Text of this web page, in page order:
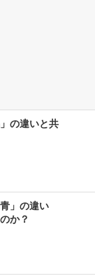
の違いと共
」の違い
か？